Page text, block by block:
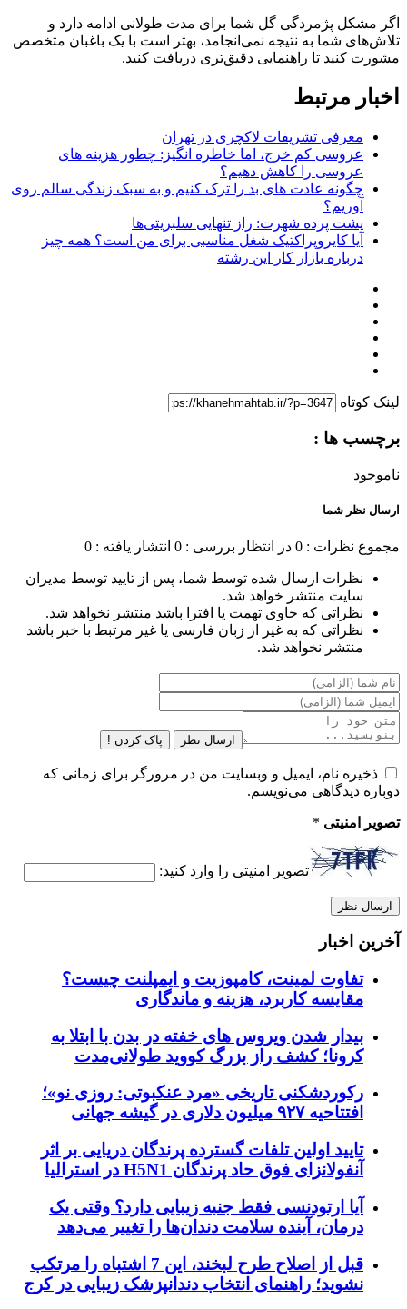
اگر مشکل پژمردگی گل شما برای مدت طولانی ادامه دارد و
تلاش‌های شما به نتیجه نمی‌انجامد، بهتر است با یک باغبان متخصص
مشورت کنید تا راهنمایی دقیق‌تری دریافت کنید.
اخبار مرتبط
معرفی تشریفات لاکچری در تهران
عروسی کم خرج، اما خاطره انگیز: چطور هزینه های
عروسی را کاهش دهیم؟
چگونه عادت‌ های بد را ترک کنیم و به سبک زندگی سالم روی
آوریم؟
پشت پرده شهرت: راز تنهایی سلبریتی‌ها
آیا کایروپراکتیک شغل مناسبی برای من است؟ همه چیز
درباره بازار کار این رشته
لینک کوتاه
برچسب ها :
ناموجود
ارسال نظر شما
مجموع نظرات : 0 در انتظار بررسی : 0 انتشار یافته : 0
نظرات ارسال شده توسط شما، پس از تایید توسط مدیران
سایت منتشر خواهد شد.
نظراتی که حاوی تهمت یا افترا باشد منتشر نخواهد شد.
نظراتی که به غیر از زبان فارسی یا غیر مرتبط با خبر باشد
منتشر نخواهد شد.
ارسال نظر پاک کردن !
ذخیره نام، ایمیل و وبسایت من در مرورگر برای زمانی که
دوباره دیدگاهی می‌نویسم.
تصویر امنیتی *
تصویر امنیتی را وارد کنید:
آخرین اخبار
تفاوت لمینت، کامپوزیت و ایمپلنت چیست؟
مقایسه کاربرد، هزینه و ماندگاری
بیدار شدن ویروس‌ های خفته در بدن با ابتلا به
کرونا؛ کشف راز بزرگ کووید طولانی‌مدت
رکوردشکنی تاریخی «مرد عنکبوتی: روزی نو»؛
افتتاحیه ۹۲۷ میلیون دلاری در گیشه جهانی
تایید اولین تلفات گسترده پرندگان دریایی بر اثر
آنفولانزای فوق حاد پرندگان H5N1 در استرالیا
آیا ارتودنسی فقط جنبه زیبایی دارد؟ وقتی یک
درمان، آینده سلامت دندان‌ها را تغییر می‌دهد
قبل از اصلاح طرح لبخند، این 7 اشتباه را مرتکب
نشوید؛ راهنمای انتخاب دندانپزشک زیبایی در کرج